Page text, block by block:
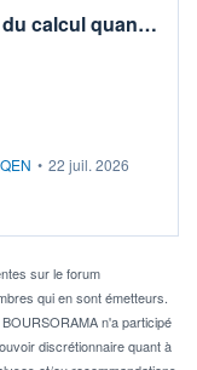
du calcul quan…
PEA.
• 22 juil. 2026
sur le forum
qui en sont émetteurs.
n'a participé
discrétionnaire quant à